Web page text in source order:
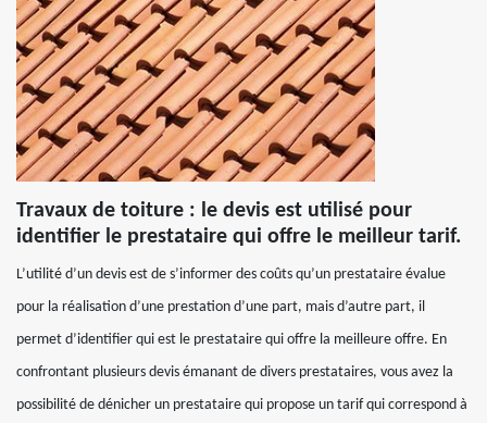
Travaux de toiture : le devis est utilisé pour
identifier le prestataire qui offre le meilleur tarif.
L’utilité d’un devis est de s’informer des coûts qu’un prestataire évalue
pour la réalisation d’une prestation d’une part, mais d’autre part, il
permet d’identifier qui est le prestataire qui offre la meilleure offre. En
confrontant plusieurs devis émanant de divers prestataires, vous avez la
possibilité de dénicher un prestataire qui propose un tarif qui correspond à